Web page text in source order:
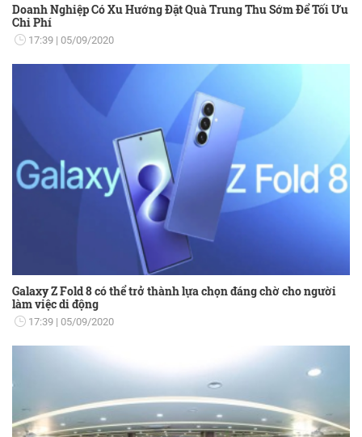
Doanh Nghiệp Có Xu Hướng Đặt Quà Trung Thu Sớm Để Tối Ưu
Chi Phí
17:39 05/09/2020
Galaxy Z Fold 8 có thể trở thành lựa chọn đáng chờ cho người
làm việc di động
17:39 05/09/2020